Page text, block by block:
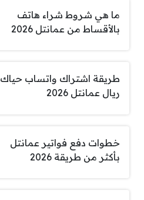
ما هي شروط شراء هاتف
بالأقساط من عمانتل 2026
طريقة اشتراك واتساب حياك
ريال عمانتل 2026
خطوات دفع فواتير عمانتل
بأكثر من طريقة 2026